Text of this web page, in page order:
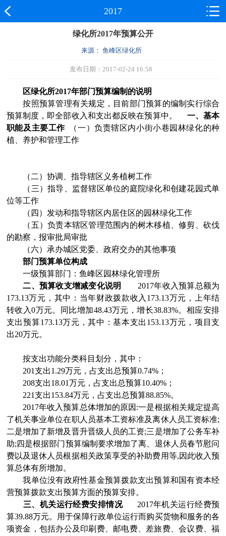
2017
绿化所2017年预算公开
来源： 鱼峰区绿化所
发布日期：2017-02-24 16:58
区绿化所2017年部门预算编制的说明
按照预算管理有关规定，目前部门预算的编制实行综合
预算制度，即全部收入和支出都反映在预算中。
一、基本
职能及主要工作
（一）负责辖区内小街小巷园林绿化的种
植、养护和管理工作
（二）协调、指导辖区义务植树工作
（三）指导、监督辖区单位的庭院绿化和创建花园式单
位等工作
（四）发动和指导辖区内居住区的园林绿化工作
（五）负责本辖区管理范围内的树木移植、修剪、砍伐
的勘察，报审批局审批
（六）承办城区党委、政府交办的其他事项
部门预算单位构成
一级预算部门：鱼峰区园林绿化管理所
二、预算收支增减变化说明
2017年收入预算总额为
173.13万元，其中：当年财政拨款收入173.13万元，上年结
转收入0万元。同比增加48.43万元，增长38.83%。相应安排
支出预算173.13万元，其中：基本支出153.13万元，项目支
出20万元。
按支出功能分类科目划分，其中：
201支出1.29万元，占支出总预算0.74%；
208支出18.01万元，占支出总预算10.40%；
221支出153.84万元，占支出总预算88.85%。
2017年收入预算总体增加的原因:一是根据相关规定提高
了机关事业单位在职人员基本工资标准及离休人员工资标准;
二是增加了新增及晋升晋级人员的工资;三是增加了公务车补
助;四是根据部门预算编制要求增加了离、退休人员春节慰问
费以及退休人员根据相关政策享受的补助费用等,因此收入预
算总体有所增加。
我单位没有政府性基金预算拨款支出预算和国有资本经
营预算拨款支出预算方面的预算安排。
三、机关运行经费安排情况2017年机关运行经费预
算39.88万元。用于保障行政单位运行而购买货物和服务的各
项资金，包括办公及印刷费、邮电费、差旅费、会议费、福